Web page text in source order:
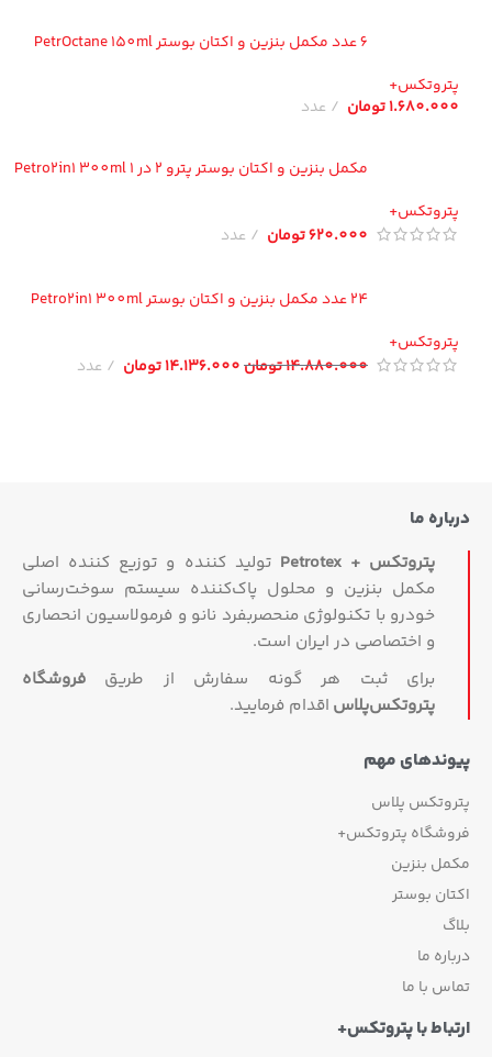
6 عدد مکمل بنزین و اکتان بوستر PetrOctane 150ml
تومان عدد
مکمل بنزین و اکتان بوستر پترو 2 در 1 Petro2in1 300ml
620.000تومان عدد
24 عدد مکمل بنزین و اکتان بوستر Petro2in1 300ml
14.880.000تومان14.136.000تومان عدد
ما
پتروتکس + Petrotex
تولید کننده و توزیع کننده اصلی
مکمل بنزین و محلول پاک‌کننده سیستم سوخت‌رسانی
خودرو با تکنولوژی منحصربفرد نانو و فرمولاسیون انحصاری
و اختصاصی در ایران است.
برای ثبت هر گونه سفارش از طریقفروشگاه
پتروتکس‏‌پلاساقدام فرمایید.
مهم
پلاس
پتروتکس+
بنزین
بوستر
ما
با ما
با پتروتکس+